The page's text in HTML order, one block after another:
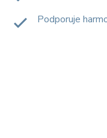
Podporuje